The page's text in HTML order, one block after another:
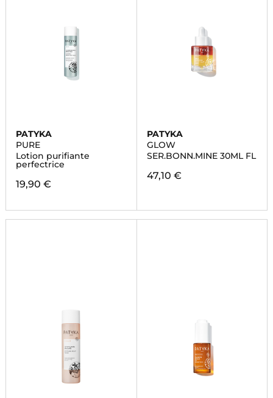
PATYKA
PURE
Lotion purifiante
perfectrice
19,90 €
PATYKA
GLOW
SER.BONN.MINE 30ML FL
47,10 €